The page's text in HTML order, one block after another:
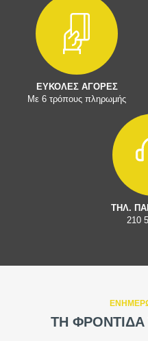
ΕΥΚΟΛΕΣ ΑΓΟΡΕΣ
Με 6 τρόπους πληρωμής
ΤΗΛ.
210
ΤΗ ΦΡΟΝΤΙΔΑ